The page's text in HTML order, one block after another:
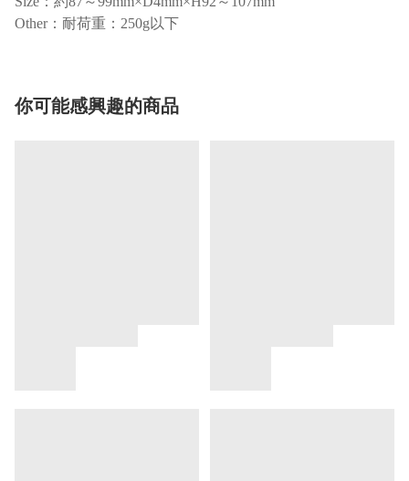
Other：耐荷重：250g以下
你可能感興趣的商品